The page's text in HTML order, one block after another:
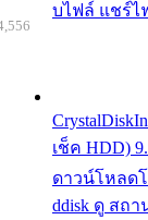
บไฟล์ แชร์ไ
เช็ค HDD)
ดาวน์โหลดโ
ddisk ดู สถ